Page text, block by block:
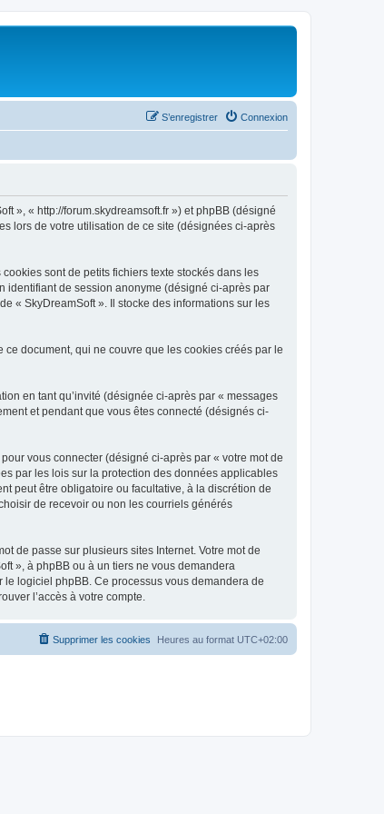
Connexion
S’enregistrer
», « http://forum.skydreamsoft.fr ») et phpBB (désigné
lors de votre utilisation de ce site (désignées ci-après
sont de petits fichiers texte stockés dans les
identifiant de session anonyme (désigné ci-après par
« SkyDreamSoft ». Il stocke des informations sur les
document, qui ne couvre que les cookies créés par le
en tant qu’invité (désignée ci-après par « messages
et pendant que vous êtes connecté (désignés ci-
vous connecter (désigné ci-après par « votre mot de
par les lois sur la protection des données applicables
peut être obligatoire ou facultative, à la discrétion de
de recevoir ou non les courriels générés
de passe sur plusieurs sites Internet. Votre mot de
», à phpBB ou à un tiers ne vous demandera
logiciel phpBB. Ce processus vous demandera de
l’accès à votre compte.
Heures au format UTC+02:00
Supprimer les cookies